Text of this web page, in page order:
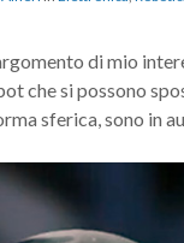
di mio
che si possono
sferica, sono in